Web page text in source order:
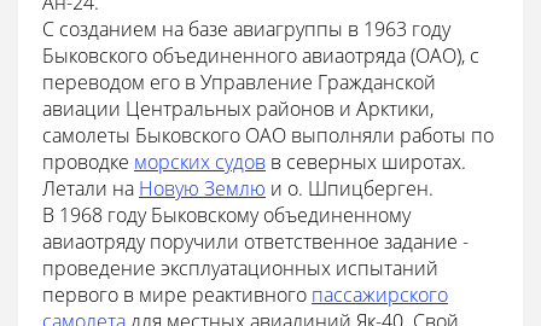
С созданием на базе авиагруппы в 1963 году
Быковского объединенного авиаотряда (ОАО), с
переводом его в Управление Гражданской
авиации Центральных районов и Арктики,
самолеты Быковского ОАО выполняли работы по
проводке морских судов в северных широтах.
Летали на Новую Землю и о. Шпицберген.
В 1968 году Быковскому объединенному
авиаотряду поручили ответственное задание -
проведение эксплуатационных испытаний
первого в мире реактивного пассажирского
самолетадля местных авиалиний Як-40. Свой